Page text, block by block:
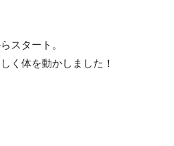
スタート。
く体を動かしました！